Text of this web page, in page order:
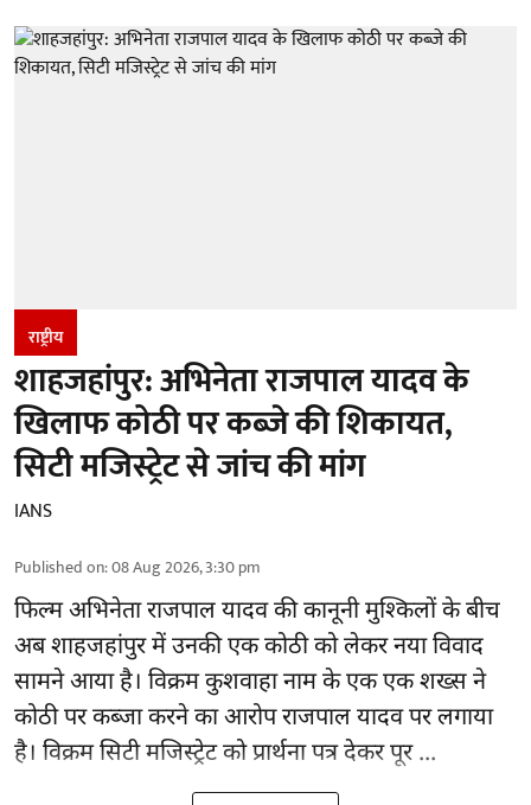
राष्ट्रीय
शाहजहांपुर: अभिनेता राजपाल यादव के
खिलाफ कोठी पर कब्जे की शिकायत,
सिटी मजिस्ट्रेट से जांच की मांग
IANS
Published on:08 Aug 2026, 3:30 pm
फिल्म अभिनेताराजपाल यादवकी कानूनी मुश्किलों के बीच
अब शाहजहांपुर में उनकी एक कोठी को लेकर नया विवाद
सामने आया है। विक्रम कुशवाहा नाम के एक एक शख्स ने
कोठी पर कब्जा करने का आरोप राजपाल यादव पर लगाया
है। विक्रम सिटी मजिस्ट्रेट को प्रार्थना पत्र देकर पूर ...